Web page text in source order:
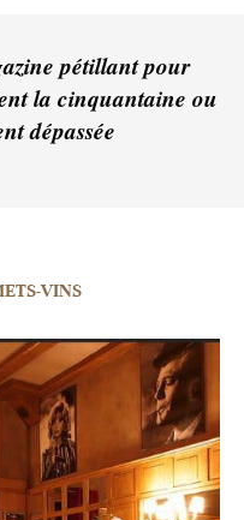
pétillant pour
la cinquantaine ou
dépassée
VINS